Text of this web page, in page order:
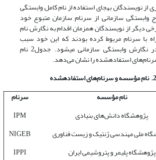
: بسیاری از نویسندگان به‫جای استفاده از نام کامل وابستگی
وابستگی سازمانی از سرنام سازمان متبوع خود
دیگر از نویسندگان همزمان اقدام به نگارش نام
با سرنام مربوط کرده بودند که این خود سبب
افزایش واگرایی در نگارش وابستگی سازمانی می‫شود. جدول2 نام
را نشان می‌دهد.
های استفادهشده
نام مؤسسه
سرنام
پژوهشگاه دانش‌های بنیادی
IPM
ملی مهندسی ژنتیک و زیست فناوری
NIGEB
پژوهشگاه پلیمر و پتروشیمی ایران
IPPI